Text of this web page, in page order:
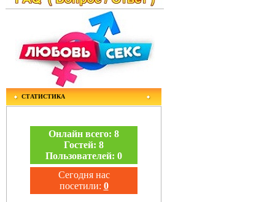
СТАТИСТИКА
Онлайн всего: 8
Гостей: 8
Пользователей: 0
Сегодня нас
посетили: 0